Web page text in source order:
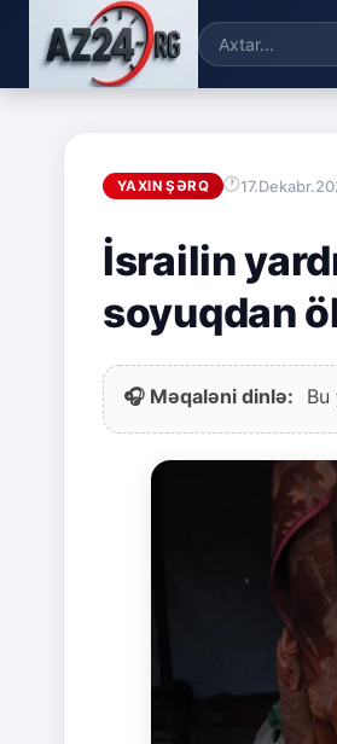
YAXIN ŞƏRQ
İsrailin
soyuqdan
🎧 Məqaləni dinlə: Bu